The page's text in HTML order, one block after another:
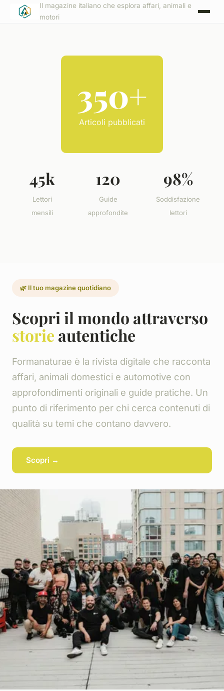
Il magazine italiano che esplora affari, animali e
motori
350+
Articoli pubblicati
45k
Lettori
mensili
120
Guide
approfondite
98%
Soddisfazione
lettori
🌿 Il tuo magazine quotidiano
Scopri il mondo attraverso
storie autentiche
Formanaturae è la rivista digitale che racconta
affari, animali domestici e automotive con
approfondimenti originali e guide pratiche. Un
punto di riferimento per chi cerca contenuti di
qualità su temi che contano davvero.
Scopri →